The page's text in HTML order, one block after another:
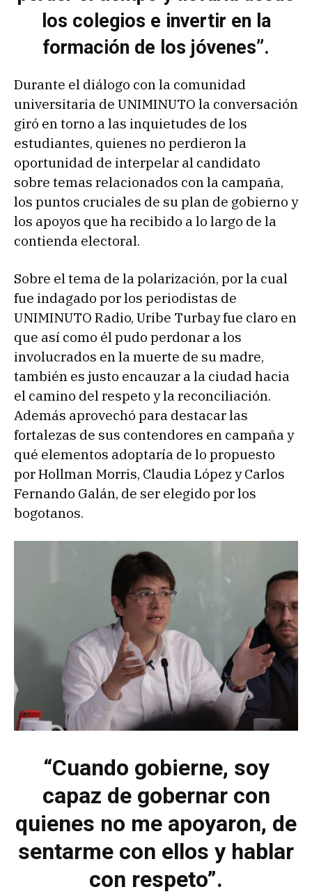
los colegios e invertir en la
formación de los jóvenes”.
Durante el diálogo con la comunidad
universitaria de UNIMINUTO la conversación
giró en torno a las inquietudes de los
estudiantes, quienes no perdieron la
oportunidad de interpelar al candidato
sobre temas relacionados con la campaña,
los puntos cruciales de su plan de gobierno y
los apoyos que ha recibido a lo largo de la
contienda electoral.
Sobre el tema de la polarización, por la cual
fue indagado por los periodistas de
UNIMINUTO Radio, Uribe Turbay fue claro en
que así como él pudo perdonar a los
involucrados en la muerte de su madre,
también es justo encauzar a la ciudad hacia
el camino del respeto y la reconciliación.
Además aprovechó para destacar las
fortalezas de sus contendores en campaña y
qué elementos adoptaría de lo propuesto
por Hollman Morris, Claudia López y Carlos
Fernando Galán, de ser elegido por los
bogotanos.
“Cuando gobierne, soy
capaz de gobernar con
quienes no me apoyaron, de
sentarme con ellos y hablar
con respeto”.